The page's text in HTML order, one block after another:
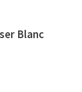
Blanc